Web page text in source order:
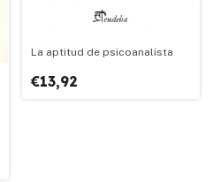
La aptitud de psicoanalista
€13,92